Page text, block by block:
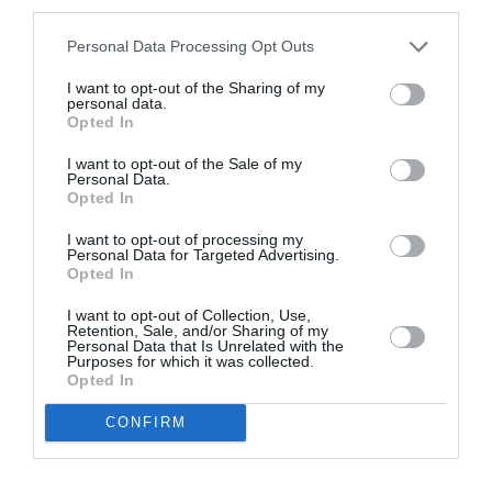
Personal Data Processing Opt Outs
I want to opt-out of the Sharing of my
personal data.
Opted In
I want to opt-out of the Sale of my
Personal Data.
Opted In
I want to opt-out of processing my
Personal Data for Targeted Advertising.
Opted In
I want to opt-out of Collection, Use,
Retention, Sale, and/or Sharing of my
Personal Data that Is Unrelated with the
Purposes for which it was collected.
Opted In
CONFIRM
Şi-a omorât fosta parteneră, condamnare la 30 de ani confirmată
Articolul anterior
Un nou record al şomajului în Italia /
Renzi: „Şomajul este la 12,9%. Cifră
halucinantă”
Următorul articol
Cutremur în fotbal: Copos, MM Stoica,
Borcea, Pădureanu, Popescu, Neţoiu și fraţii
Becali, în puşcărie